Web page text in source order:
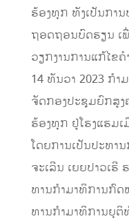
ຮ້ອງທຸກ ທັງເປັນກາ
ຖອດຖອນບົດຮຽນ ເ
ວຽກງານການແກ້ໄຂ
14 ທັນວາ 2023 ກໍາ
ຈັດກອງປະຊຸມຍົກສູງ
ຮ້ອງທຸກ ຢູ່ໂຮງແຮມ
ໂດຍການເປັນປະທາ
ຈະເລີນ ເຍຍປາວເຮີ
ທານກໍາມາທິການກົດ
ທານກໍາມາທິການຍຸຕິ